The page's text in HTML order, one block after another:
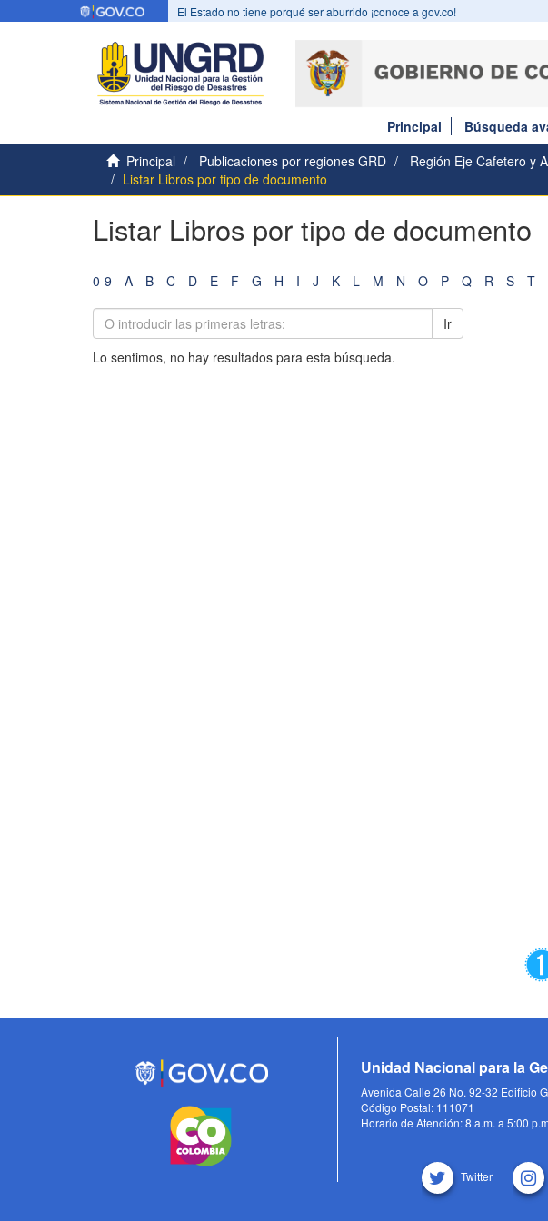
El Estado no tiene porqué ser aburrido ¡conoce a gov.co!
Principal Búsqueda
Principal
Publicaciones por regiones GRD Región Eje Cafetero y
Listar Libros por tipo de documento
Listar Libros por tipo de documento
0-9 A B C D E F G H I J K L M N O P Q R S T
Ir
Lo sentimos, no hay resultados para esta búsqueda.
Unidad Nacional para la
Avenida Calle 26 No. 92-32 Edificio
Código Postal: 111071
Horario de Atención: 8 a.m. a 5:00
Twitter